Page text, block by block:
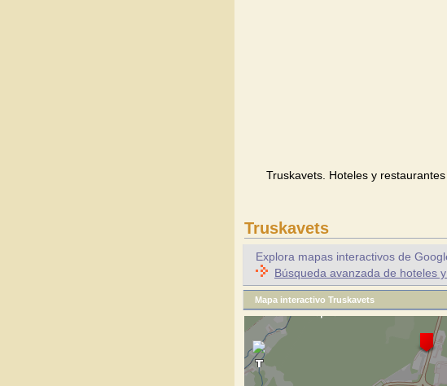
Truskavets. Hoteles y
Truskavets
Explora mapas interactivos de
Búsqueda avanzada de hoteles
Mapa interactivo Truskavets